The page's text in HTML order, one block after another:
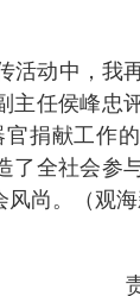
活动中，我
主任侯峰忠
捐献工作
了全社会参
尚。（观